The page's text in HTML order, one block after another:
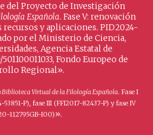
del Proyecto de Investigación
Española. Fase V: renovación
recursos y aplicaciones. PID2024-
por el Ministerio de Ciencia,
Agencia Estatal de
Fondo Europeo de
Regional».
Biblioteca Virtual de la Filología Española. Fase I
P), fase III (FFI2017-82437-P) y fase IV
112795GB-I00)».